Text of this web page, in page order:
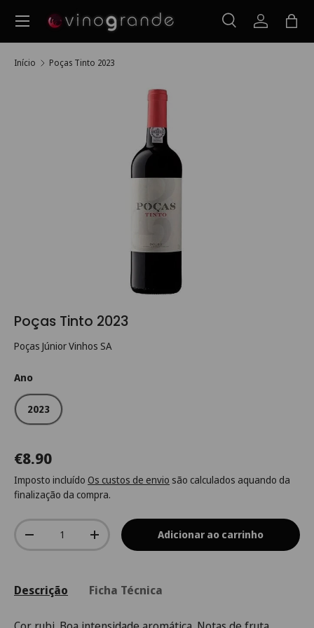
Ir para o conteúdo
Pesquisar
PesquisarIniciarSaco
Menu
Início Poças Tinto 2023
Poças Tinto 2023
Poças Júnior Vinhos SA
Ano
2023
€8.90
Imposto incluído Os custos de envio são calculados aquando da
finalização da compra.
Qtd.
-
+ Adicionar ao carrinho
Descrição Ficha Técnica